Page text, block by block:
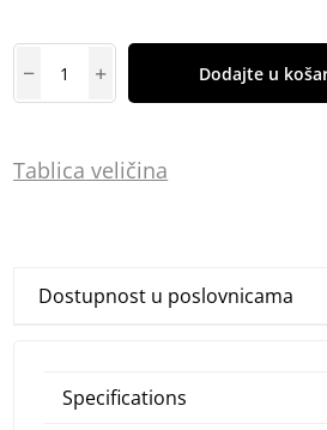
Dodajte u
Tablica veličina
Dostupnost u poslovnicama
Specifications